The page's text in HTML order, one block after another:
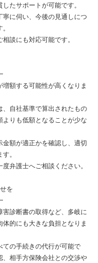
たサポートが可能です。
に伺い、今後の見通しにつ
談にも対応可能です。
額する可能性が高くなりま
、自社基準で算出されたもの
りも低額となることが少な
額が適正かを確認し、適切
。
弁護士へご相談ください。
を
診断書の取得など、多岐に
的にも大きな負担となりま
ての手続きの代行が可能で
相手方保険会社との交渉や